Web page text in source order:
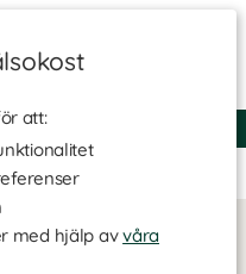
att:
med hjälp avvåra